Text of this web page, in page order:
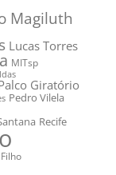
Magiluth
Lucas Torres
MITsp
Giratório
Pedro Vilela
Recife